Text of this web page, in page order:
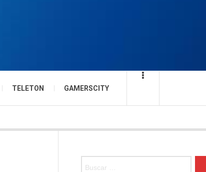
TELETON GAMERSCITY